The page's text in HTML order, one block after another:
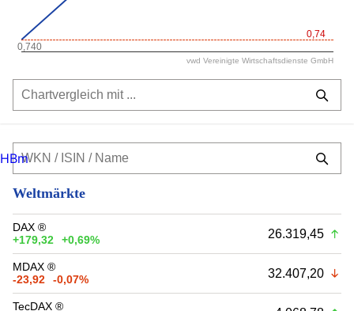
0,74
0,740
vwd Vereinigte Wirtschaftsdienste GmbH
Weltmärkte
DAX ®
+179,32
+0,69% 26.319,45
MDAX ®
-23,92
-0,07% 32.407,20
TecDAX ®
HBm